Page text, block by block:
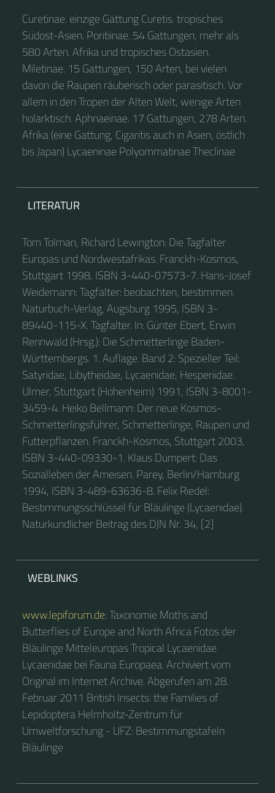
Curetinae. einzige Gattung Curetis. tropisches
Südost-Asien. Poritiinae. 54 Gattungen, mehr als
580 Arten. Afrika und tropisches Ostasien.
Miletinae. 15 Gattungen, 150 Arten, bei vielen
davon die Raupen räuberisch oder parasitisch. Vor
allem in den Tropen der Alten Welt, wenige Arten
holarktisch. Aphnaeinae. 17 Gattungen, 278 Arten.
Afrika (eine Gattung, Cigaritis auch in Asien, östlich
bis Japan) Lycaeninae Polyommatinae Theclinae
LITERATUR
Tom Tolman, Richard Lewington: Die Tagfalter
Europas und Nordwestafrikas. Franckh-Kosmos,
Stuttgart 1998, ISBN 3-440-07573-7. Hans-Josef
Weidemann: Tagfalter: beobachten, bestimmen.
Naturbuch-Verlag, Augsburg 1995, ISBN 3-
89440-115-X. Tagfalter. In: Günter Ebert, Erwin
Rennwald (Hrsg.): Die Schmetterlinge Baden-
Württembergs. 1. Auflage. Band 2: Spezieller Teil:
Satyridae, Libytheidae, Lycaenidae, Hesperiidae.
Ulmer, Stuttgart (Hohenheim) 1991, ISBN 3-8001-
3459-4. Heiko Bellmann: Der neue Kosmos-
Schmetterlingsführer, Schmetterlinge, Raupen und
Futterpflanzen. Franckh-Kosmos, Stuttgart 2003,
ISBN 3-440-09330-1. Klaus Dumpert: Das
Sozialleben der Ameisen. Parey, Berlin/Hamburg
1994, ISBN 3-489-63636-8. Felix Riedel:
Bestimmungsschlüssel für Bläulinge (Lycaenidae).
Naturkundlicher Beitrag des DJN Nr. 34, [2]
WEBLINKS
www.lepiforum.de: Taxonomie Moths and
Butterflies of Europe and North Africa Fotos der
Bläulinge Mitteleuropas Tropical Lycaenidae
Lycaenidae bei Fauna Europaea. Archiviert vom
Original im Internet Archive. Abgerufen am 28.
Februar 2011 British Insects: the Families of
Lepidoptera Helmholtz-Zentrum für
Umweltforschung - UFZ: Bestimmungstafeln
Bläulinge